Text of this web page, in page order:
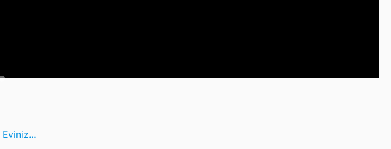
Eviniz…